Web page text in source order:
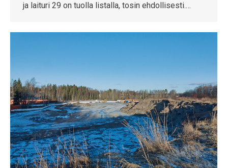
ja laituri 29 on tuolla listalla, tosin ehdollisesti.…